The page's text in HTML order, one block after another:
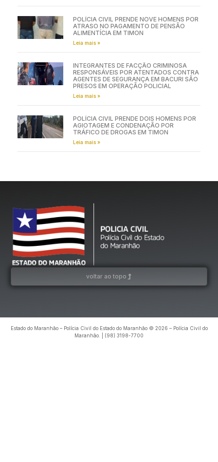
POLÍCIA CIVIL PRENDE NOVE HOMENS POR
ATRASO NO PAGAMENTO DE PENSÃO
ALIMENTÍCIA EM TIMON
Leia mais »
INTEGRANTES DE FACÇÃO CRIMINOSA
RESPONSÁVEIS POR ATENTADOS CONTRA
AGENTES DE SEGURANÇA EM BACURI SÃO
PRESOS EM OPERAÇÃO POLICIAL
Leia mais »
POLÍCIA CIVIL PRENDE DOIS HOMENS POR
AGIOTAGEM E CONDENAÇÃO POR
TRÁFICO DE DROGAS EM TIMON
Leia mais »
voltar ao topo
Estado do Maranhão – Polícia Civil do Estado do Maranhão © 2026 – Polícia Civil do
Maranhão. | (98) 3198-7700